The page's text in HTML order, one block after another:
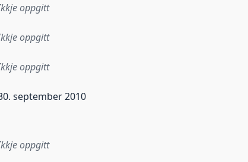
oppgitt
oppgitt
oppgitt
i dette datasettet først blei utgitt. Det kan ha
september 2010
oppgitt